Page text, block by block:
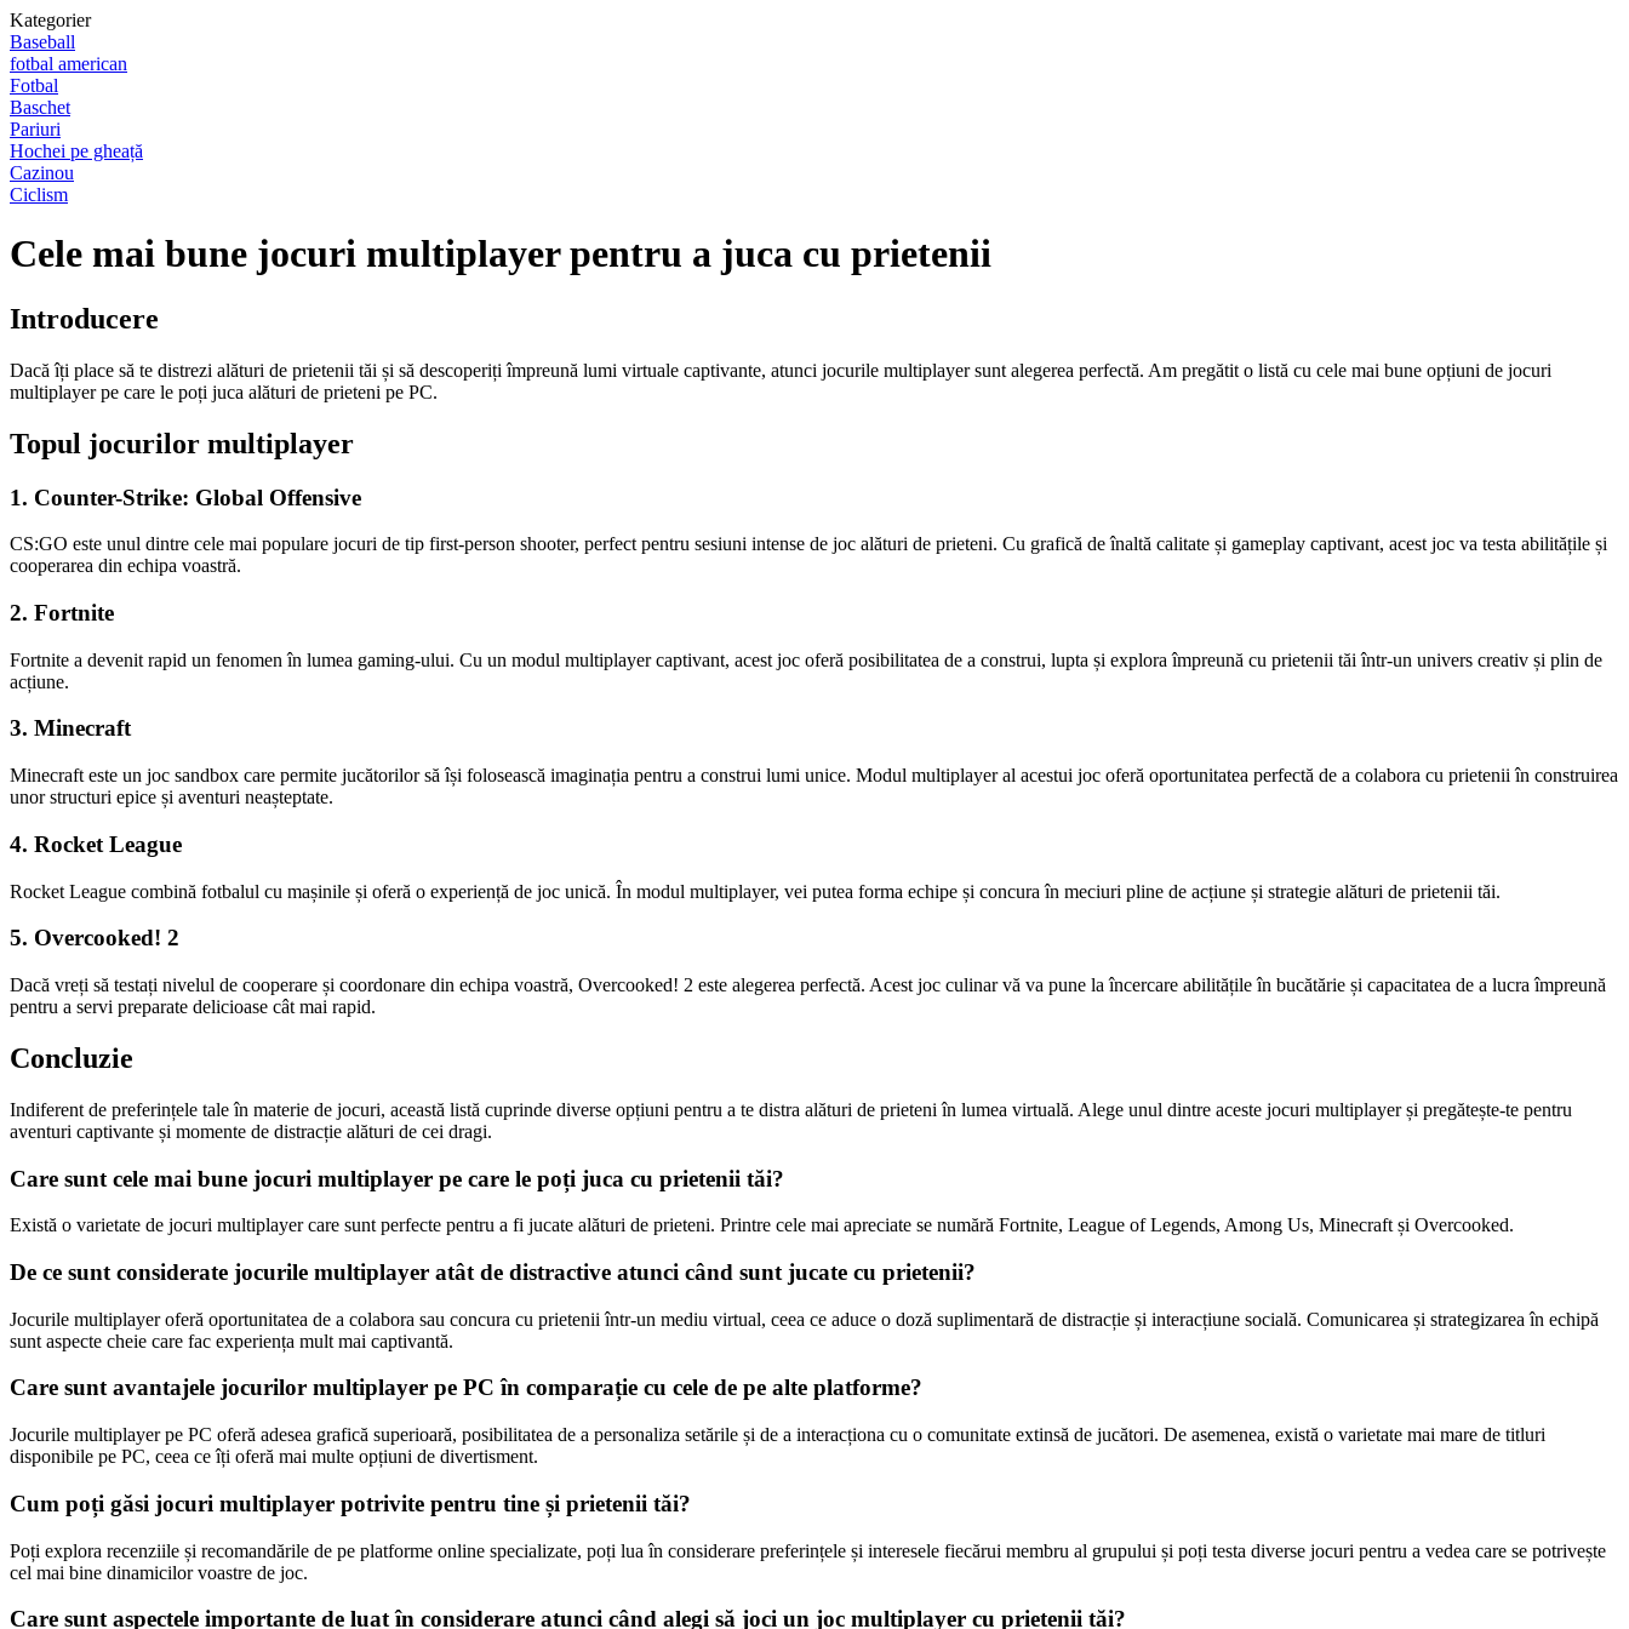
Kategorier
Baseball
fotbal american
Fotbal
Baschet
Pariuri
Hochei pe gheață
Cazinou
Ciclism
Cele mai bune jocuri multiplayer pentru a juca cu prietenii
Introducere
Dacă îți place să te distrezi alături de prietenii tăi și să descoperiți împreună lumi virtuale captivante, atunci jocurile multiplayer sunt alegerea perfectă. Am pregătit o listă cu cele mai bune opțiuni de jocuri
multiplayer pe care le poți juca alături de prieteni pe PC.
Topul jocurilor multiplayer
1. Counter-Strike: Global Offensive
CS:GO este unul dintre cele mai populare jocuri de tip first-person shooter, perfect pentru sesiuni intense de joc alături de prieteni. Cu grafică de înaltă calitate și gameplay captivant, acest joc va testa abilitățile și
cooperarea din echipa voastră.
2. Fortnite
Fortnite a devenit rapid un fenomen în lumea gaming-ului. Cu un modul multiplayer captivant, acest joc oferă posibilitatea de a construi, lupta și explora împreună cu prietenii tăi într-un univers creativ și plin de
acțiune.
3. Minecraft
Minecraft este un joc sandbox care permite jucătorilor să își folosească imaginația pentru a construi lumi unice. Modul multiplayer al acestui joc oferă oportunitatea perfectă de a colabora cu prietenii în construirea
unor structuri epice și aventuri neașteptate.
4. Rocket League
Rocket League combină fotbalul cu mașinile și oferă o experiență de joc unică. În modul multiplayer, vei putea forma echipe și concura în meciuri pline de acțiune și strategie alături de prietenii tăi.
5. Overcooked! 2
Dacă vreți să testați nivelul de cooperare și coordonare din echipa voastră, Overcooked! 2 este alegerea perfectă. Acest joc culinar vă va pune la încercare abilitățile în bucătărie și capacitatea de a lucra împreună
pentru a servi preparate delicioase cât mai rapid.
Concluzie
Indiferent de preferințele tale în materie de jocuri, această listă cuprinde diverse opțiuni pentru a te distra alături de prieteni în lumea virtuală. Alege unul dintre aceste jocuri multiplayer și pregătește-te pentru
aventuri captivante și momente de distracție alături de cei dragi.
Care sunt cele mai bune jocuri multiplayer pe care le poți juca cu prietenii tăi?
Există o varietate de jocuri multiplayer care sunt perfecte pentru a fi jucate alături de prieteni. Printre cele mai apreciate se numără Fortnite, League of Legends, Among Us, Minecraft și Overcooked.
De ce sunt considerate jocurile multiplayer atât de distractive atunci când sunt jucate cu prietenii?
Jocurile multiplayer oferă oportunitatea de a colabora sau concura cu prietenii într-un mediu virtual, ceea ce aduce o doză suplimentară de distracție și interacțiune socială. Comunicarea și strategizarea în echipă
sunt aspecte cheie care fac experiența mult mai captivantă.
Care sunt avantajele jocurilor multiplayer pe PC în comparație cu cele de pe alte platforme?
Jocurile multiplayer pe PC oferă adesea grafică superioară, posibilitatea de a personaliza setările și de a interacționa cu o comunitate extinsă de jucători. De asemenea, există o varietate mai mare de titluri
disponibile pe PC, ceea ce îți oferă mai multe opțiuni de divertisment.
Cum poți găsi jocuri multiplayer potrivite pentru tine și prietenii tăi?
Poți explora recenziile și recomandările de pe platforme online specializate, poți lua în considerare preferințele și interesele fiecărui membru al grupului și poți testa diverse jocuri pentru a vedea care se potrivește
cel mai bine dinamicilor voastre de joc.
Care sunt aspectele importante de luat în considerare atunci când alegi să joci un joc multiplayer cu prietenii tăi?